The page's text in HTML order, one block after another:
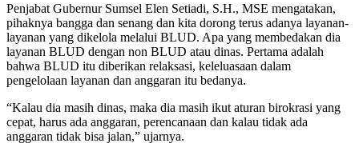
Penjabat Gubernur Sumsel Elen Setiadi, S.H., MSE mengatakan,
pihaknya bangga dan senang dan kita dorong terus adanya layanan-
layanan yang dikelola melalui BLUD. Apa yang membedakan dia
layanan BLUD dengan non BLUD atau dinas. Pertama adalah
bahwa BLUD itu diberikan relaksasi, keleluasaan dalam
pengelolaan layanan dan anggaran itu bedanya.
“Kalau dia masih dinas, maka dia masih ikut aturan birokrasi yang
cepat, harus ada anggaran, perencanaan dan kalau tidak ada
anggaran tidak bisa jalan,” ujarnya.